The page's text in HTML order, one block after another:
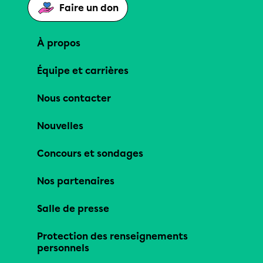
Faire un don
À propos
Équipe et carrières
Nous contacter
Nouvelles
Concours et sondages
Nos partenaires
Salle de presse
Protection des renseignements
personnels